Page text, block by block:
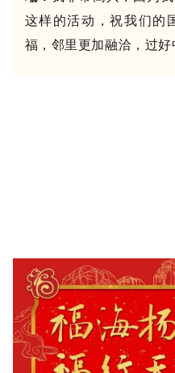
这样的活动，祝我们的
福，邻里更加融洽，过好